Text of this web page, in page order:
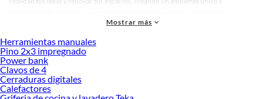
accesorios de calidad que te ayudarán a crear un espacio más tú.
Desde remodelaciones hasta proyectos de decoración, estamos aquí para hacer
tus ideas realidad. ¡Visítanos y encuentra todo lo que tenemos para ofrecerte en
Ampolletas Inteligentes!
Explora la variedad de productos de Ampolletas Inteligentes en
Sodimac
Mostrar más
Herramientas manuales
Pino 2x3 impregnado
Power bank
Clavos de 4
Cerraduras digitales
Calefactores